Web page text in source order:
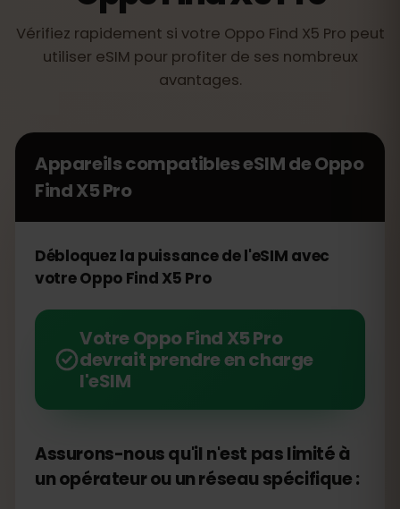
Vérifiez rapidement si votre Oppo Find X5 Pro peut
utiliser eSIM pour profiter de ses nombreux
avantages.
Appareils compatibles eSIM deOppo
Find X5 Pro
Débloquez la puissance de l'eSIM avec
votre Oppo Find X5 Pro
Votre Oppo Find X5 Pro
devrait prendre en charge
l'eSIM
Assurons-nous qu'il n'est pas limité à
un opérateur ou un réseau spécifique :